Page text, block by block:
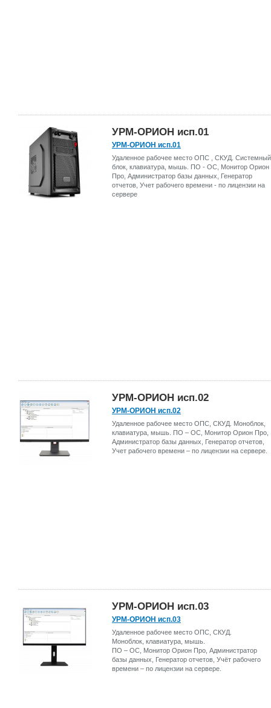
УРМ-ОРИОН исп.01
УРМ-ОРИОН исп.01
Удаленное рабочее место ОПС , СКУД. Системный
блок, клавиатура, мышь. ПО - ОС, Монитор Орион
Про, Администратор базы данных, Генератор
отчетов, Учет рабочего времени - по лицензии на
сервере
УРМ-ОРИОН исп.02
УРМ-ОРИОН исп.02
Удаленное рабочее место ОПС, СКУД. Моноблок,
клавиатура, мышь. ПО – ОС, Монитор Орион Про,
Администратор базы данных, Генератор отчетов,
Учет рабочего времени – по лицензии на сервере.
УРМ-ОРИОН исп.03
УРМ-ОРИОН исп.03
Удаленное рабочее место ОПС, СКУД.
Моноблок, клавиатура, мышь.
ПО – ОС, Монитор Орион Про, Администратор
базы данных, Генератор отчетов, Учёт рабочего
времени – по лицензии на сервере.